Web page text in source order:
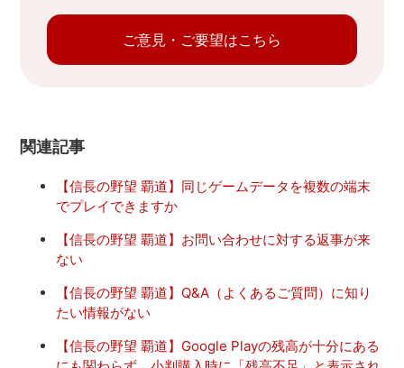
ご意見・ご要望はこちら
関連記事
【信長の野望 覇道】同じゲームデータを複数の端末
でプレイできますか
【信長の野望 覇道】お問い合わせに対する返事が来
ない
【信長の野望 覇道】Q&A（よくあるご質問）に知り
たい情報がない
【信長の野望 覇道】Google Playの残高が十分にある